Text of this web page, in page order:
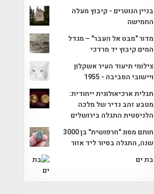
בניין הנוטרים - קיבוץ מעלה
החמישה
מדור "מבט אל העבר" – מגדל
המים קיבוץ יד מרדכי
צילומי תיעוד העיר אשקלון
ויישובי הסביבה - 1955
תגלית ארכיאולוגית ייחודית:
מטבע זהב נדיר של מלכה
הלניסטית התגלה בירושלים
חותם מסוג "חרפושית" בן 3000
שנה, התגלה בסיור ליד אזור
בת ים